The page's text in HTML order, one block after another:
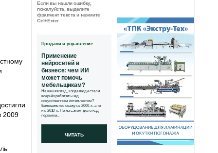
2009
Если вы нашли ошибку,
пожалуйста, выделите
фрагмент текста и нажмите
Ctrl+Enter.
Продажи и управление
Применение
нейросетей в
бизнесе: чем ИИ
может помочь
мебельщикам?
На ваш взгляд, когда люди стали
всерьёз работать над
искусственным интеллектом?
Большинство скажут, в 2000-х, а то
и в 2010-х. Но на самом деле над
первыми...
ЧИТАТЬ